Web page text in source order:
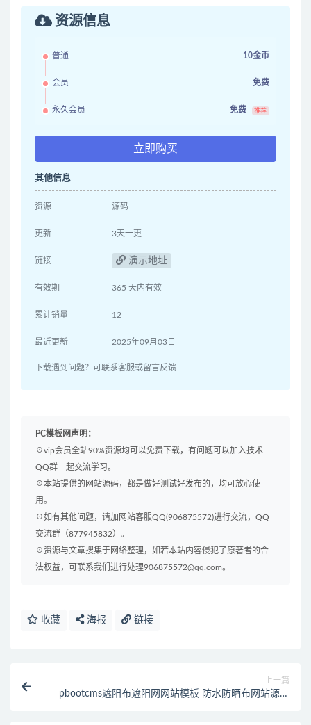
资源信息
普通 10金币
会员 免费
永久会员 免费 推荐
立即购买
其他信息
资源 源码
更新 3天一更
链接 演示地址
有效期 365 天内有效
累计销量 12
最近更新 2025年09月03日
下载遇到问题？可联系客服或留言反馈
PC模板网声明：
☉vip会员全站90%资源均可以免费下载，有问题可以加入技术
QQ群一起交流学习。
☉本站提供的网站源码，都是做好测试好发布的，均可放心使
用。
☉如有其他问题，请加网站客服QQ(906875572)进行交流，QQ
交流群（877945832）。
☉资源与文章搜集于网络整理，如若本站内容侵犯了原著者的合
法权益，可联系我们进行处理906875572@qq.com。
收藏 海报 链接
上一篇
pbootcms遮阳布遮阳网网站模板 防水防晒布网站源码